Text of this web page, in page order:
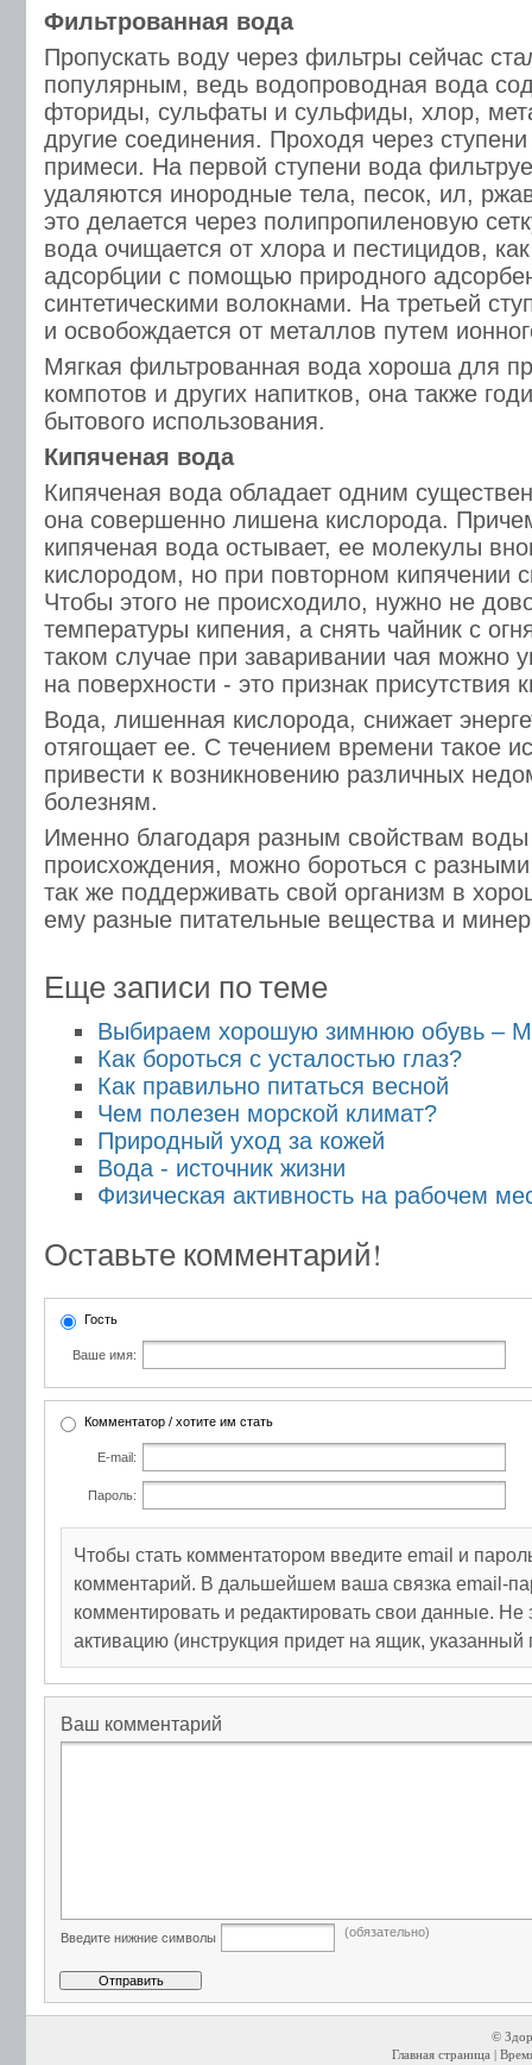
Фильтрованная вода
Пропускать воду через фильтры сейчас
популярным, ведь водопроводная вода
фториды, сульфаты и сульфиды, хлор,
другие соединения. Проходя через
примеси. На первой ступени вода
удаляются инородные тела, песок, ил,
это делается через полипропиленовую
вода очищается от хлора и пестицидов,
адсорбции с помощью природного
синтетическими волокнами. На третьей
и освобождается от металлов путем
Мягкая фильтрованная вода хороша для
компотов и других напитков, она также
бытового использования.
Кипяченая вода
Кипяченая вода обладает одним
она совершенно лишена кислорода.
кипяченая вода остывает, ее молекулы
кислородом, но при повторном кипячении
Чтобы этого не происходило, нужно не
температуры кипения, а снять чайник с
таком случае при заваривании чая можно
на поверхности - это признак присутствия
Вода, лишенная кислорода, снижает
отягощает ее. С течением времени такое
привести к возникновению различных
болезням.
Именно благодаря разным свойствам воды
происхождения, можно бороться с
так же поддерживать свой организм в
ему разные питательные вещества и
Еще записи по теме
Выбираем хорошую зимнюю обувь –
Как бороться с усталостью глаз?
Как правильно питаться весной
Чем полезен морской климат?
Природный уход за кожей
Вода - источник жизни
Физическая активность на рабочем
Оставьте комментарий!
Гость
Ваше имя:
Комментатор / хотите им стать
E-mail:
Пароль:
Чтобы стать комментатором введите email и
комментарий. В дальшейшем ваша связка email-
комментировать и редактировать свои данные. Не
активацию (инструкция придет на ящик, указанный
Ваш комментарий
Введите нижние символы (обязательно)
©
Главная страница |